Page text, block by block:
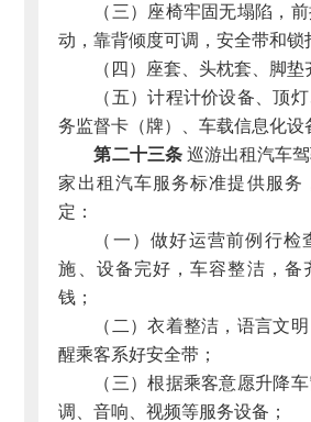
（三）座椅牢固无塌陷，
动，靠背倾度可调，安全带和锁
（四）座套、头枕套、脚垫
（五）计程计价设备、顶
务监督卡（牌）、车载信息化设
第二十三条巡游出租汽车
家出租汽车服务标准提供服务
定：
（一）做好运营前例行检
施、设备完好，车容整洁，备
钱；
（二）衣着整洁，语言文
醒乘客系好安全带；
（三）根据乘客意愿升降
调、音响、视频等服务设备；